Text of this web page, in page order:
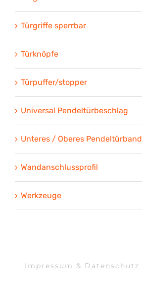
Türgriffe sperrbar
Türknöpfe
Türpuffer/stopper
Universal Pendeltürbeschlag
Unteres / Oberes Pendeltürband
Wandanschlussprofil
Werkzeuge
Impressum & Datenschutz